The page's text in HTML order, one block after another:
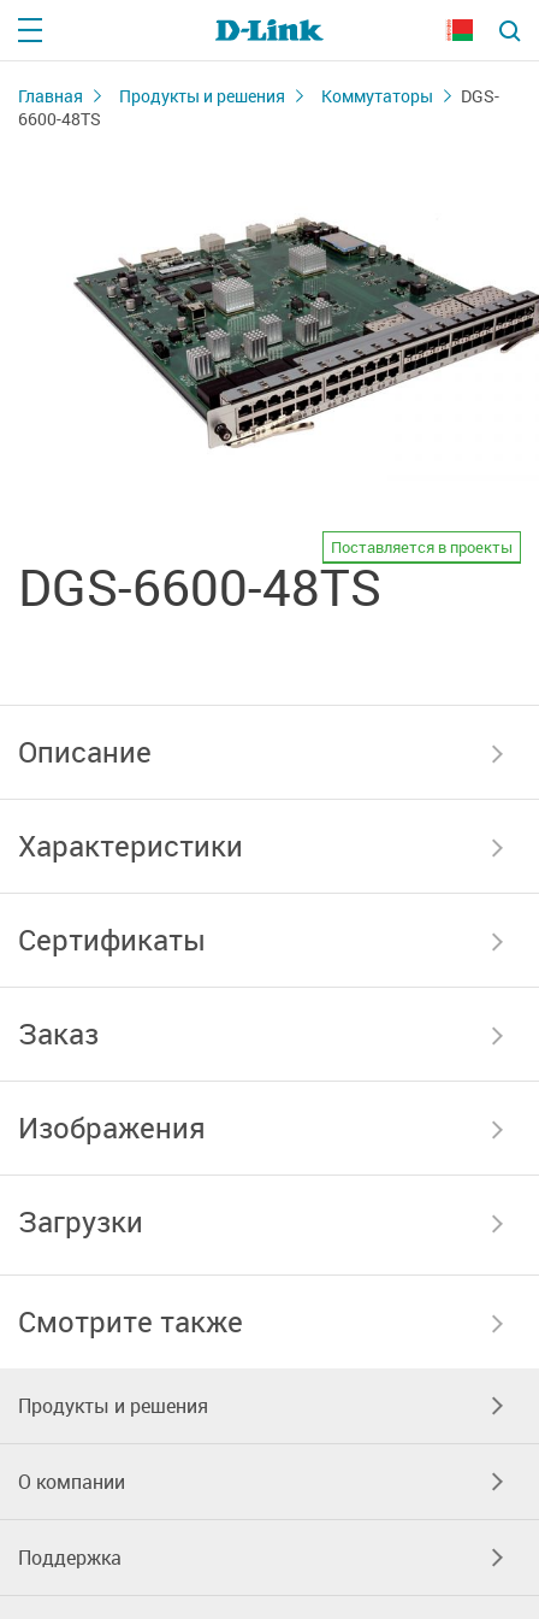
Главная Продукты и решения Коммутаторы
DGS-
6600-48TS
DGS-6600-48TS
Поставляется в проекты
Описание
Характеристики
Сертификаты
Заказ
Изображения
Загрузки
Смотрите также
Продукты и решения
О компании
Поддержка